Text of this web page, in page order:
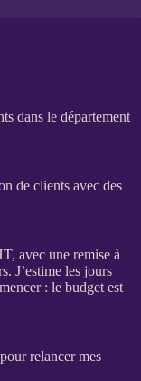
dans le département
de clients avec des
, avec une remise à
J’estime les jours
: le budget est
relancer mes